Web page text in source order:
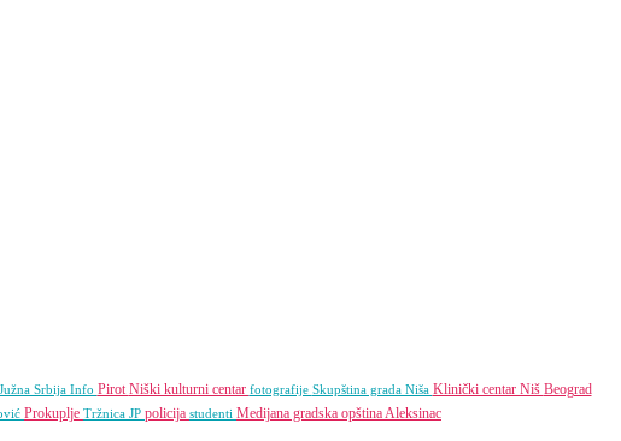
Južna Srbija Info Pirot Niški kulturni centar fotografije Skupština grada Niša Klinički centar Niš Beograd
Prokuplje Tržnica JP policija studenti Medijana gradska opština Aleksinac